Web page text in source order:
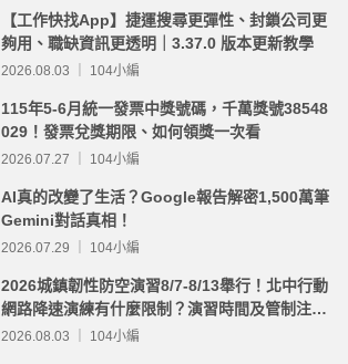
【工作快找App】捷運搜尋更彈性、封鎖公司更
夠用、職缺資訊更透明｜3.37.0 版本更新教學
2026.08.03 ｜ 104小編
115年5-6月統一發票中獎號碼，千萬獎號38548
029！發票兌獎期限、如何領獎一次看
2026.07.27 ｜ 104小編
AI真的改變了生活？Google報告解密1,500萬筆
Gemini對話真相！
2026.07.29 ｜ 104小編
2026城鎮韌性防空演習8/7-8/13舉行！北中行動
網路降速演練有什麼限制？演習時間及管制注意
事項整理
2026.08.03 ｜ 104小編